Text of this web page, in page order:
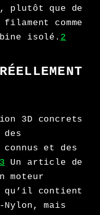
plutôt que de
comme
isolé. 2
3D concrets
et des
3 Un article de
moteur
qu’il contient
Nylon, mais